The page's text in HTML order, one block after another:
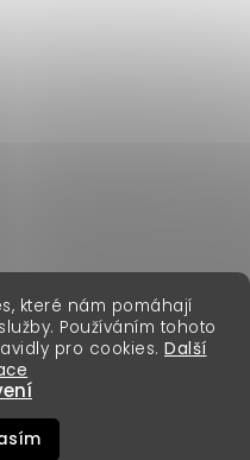
které nám pomáhají
Používáním tohoto
pro cookies. Další
práva vyhrazena.